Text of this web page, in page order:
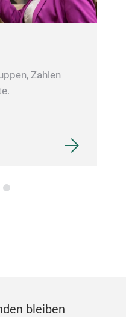
Zahlen
bleiben